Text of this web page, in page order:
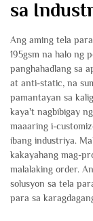
sa
Ang aming tela
195gsm na halo ng
panghahadlang sa
at anti-static, na
pamantayan sa
kaya't nagbibigay
maaaring i-
ibang industriya.
kakayahang mag-
malalaking order.
solusyon sa tela
para sa